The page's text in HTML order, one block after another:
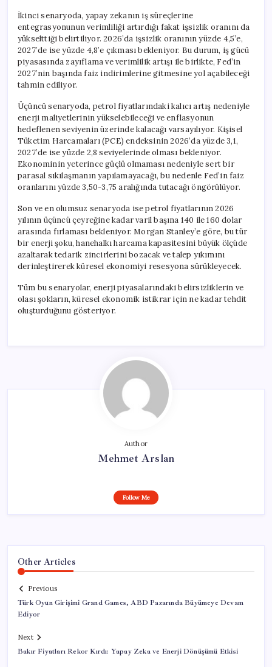
İkinci senaryoda, yapay zekanın iş süreçlerine
entegrasyonunun verimliliği artırdığı fakat işsizlik oranını da
yükselttiği belirtiliyor. 2026’da işsizlik oranının yüzde 4,5’e,
2027’de ise yüzde 4,8’e çıkması bekleniyor. Bu durum, iş gücü
piyasasında zayıflama ve verimlilik artışı ile birlikte, Fed’in
2027’nin başında faiz indirimlerine gitmesine yol açabileceği
tahmin ediliyor.
Üçüncü senaryoda, petrol fiyatlarındaki kalıcı artış nedeniyle
enerji maliyetlerinin yükselebileceği ve enflasyonun
hedeflenen seviyenin üzerinde kalacağı varsayılıyor. Kişisel
Tüketim Harcamaları (PCE) endeksinin 2026’da yüzde 3,1,
2027’de ise yüzde 2,8 seviyelerinde olması bekleniyor.
Ekonominin yeterince güçlü olmaması nedeniyle sert bir
parasal sıkılaşmanın yapılamayacağı, bu nedenle Fed’in faiz
oranlarını yüzde 3,50-3,75 aralığında tutacağı öngörülüyor.
Son ve en olumsuz senaryoda ise petrol fiyatlarının 2026
yılının üçüncü çeyreğine kadar varil başına 140 ile 160 dolar
arasında fırlaması bekleniyor. Morgan Stanley’e göre, bu tür
bir enerji şoku, hanehalkı harcama kapasitesini büyük ölçüde
azaltarak tedarik zincirlerini bozacak ve talep yıkımını
derinleştirerek küresel ekonomiyi resesyona sürükleyecek.
Tüm bu senaryolar, enerji piyasalarındaki belirsizliklerin ve
olası şokların, küresel ekonomik istikrar için ne kadar tehdit
oluşturduğunu gösteriyor.
Author
Mehmet Arslan
Follow Me
Other Articles
Previous
Türk Oyun Girişimi Grand Games, ABD Pazarında Büyümeye Devam
Ediyor
Next
Bakır Fiyatları Rekor Kırdı: Yapay Zeka ve Enerji Dönüşümü Etkisi